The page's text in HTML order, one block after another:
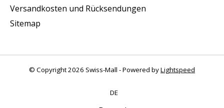
Versandkosten und Rücksendungen
Sitemap
© Copyright 2026 Swiss-Mall - Powered byLightspeed
DE